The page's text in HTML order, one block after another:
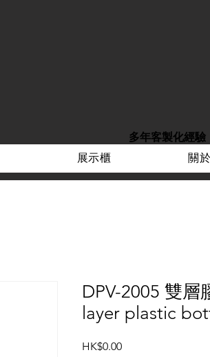
多年客製化經驗
展示櫃 關
DPV-2005 雙層
layer plastic
HK$0.00價